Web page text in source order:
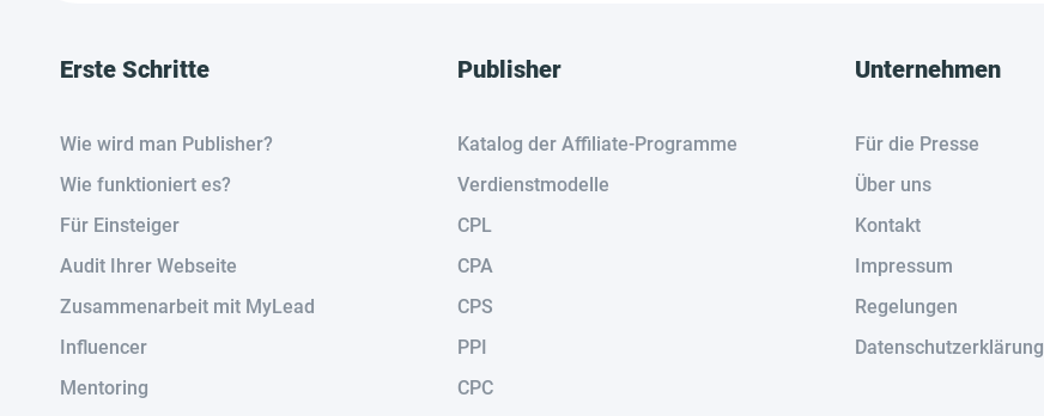
Erste Schritte
Wie wird man Publisher?
Wie funktioniert es?
Für Einsteiger
Audit Ihrer Webseite
Zusammenarbeit mit MyLead
Influencer
Mentoring
Publisher
Katalog der Affiliate-Programme
Verdienstmodelle
CPL
CPA
CPS
PPI
CPC
Unternehmen
Für die Presse
Über uns
Kontakt
Impressum
Regelungen
Datenschutzerklärung